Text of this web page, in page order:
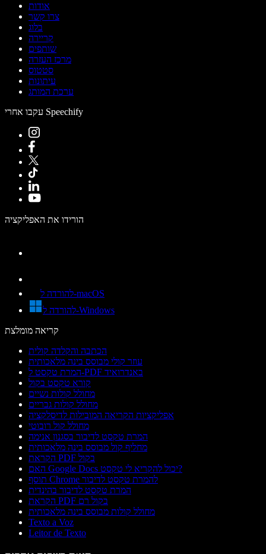
אודות
צרו קשר
בלוג
קריירה
שותפים
מרכז העזרה
סטטוס
עיתונות
ערכת המותג
עקבו אחרי Speechify
הורידו את האפליקציה
להורדה ל-macOS
להורדה ל-Windows
קריאה מומלצת
הכתבה והקלדה קולית
עוזר קולי מבוסס בינה מלאכותית
המרת טקסט ל-PDF באנדרואיד
קורא טקסט בקול
מחולל קולות נשיים
מחולל קולות גבריים
אפליקציות הקריאה המובילות לדיסלקציה
מחולל קול רובוטי
המרת טקסט לדיבור בסגנון אנימה
מחליף קול מבוסס בינה מלאכותית
הקראת PDF בקול
האם Google Docs יכול להקריא לי טקסט?
תוסף Chrome להמרת טקסט לדיבור
המרת טקסט לדיבור בהינדית
הקראת PDF בקול רם
מחולל קולות מבוסס בינה מלאכותית
Texto a Voz
Leitor de Texto